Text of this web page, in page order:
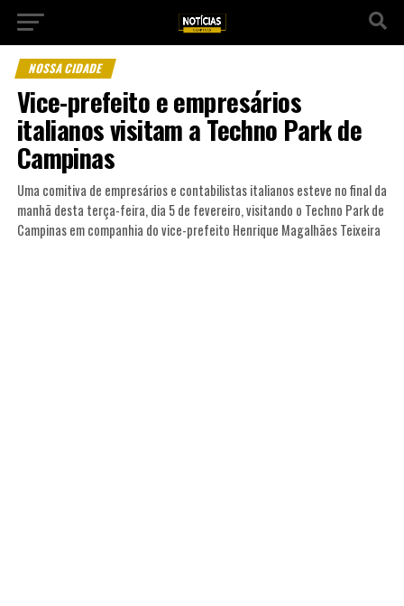
NOSSA CIDADE
Vice-prefeito e empresários
italianos visitam a Techno Park de
Campinas
Uma comitiva de empresários e contabilistas italianos esteve no final da
manhã desta terça-feira, dia 5 de fevereiro, visitando o Techno Park de
Campinas em companhia do vice-prefeito Henrique Magalhães Teixeira